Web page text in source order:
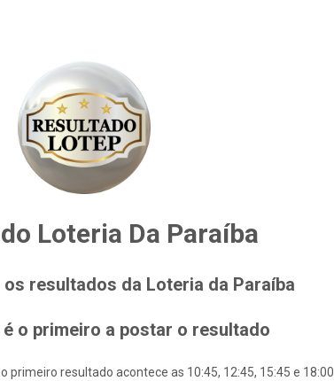
Loteria Da Paraíba
resultados da Loteria da Paraíba
o primeiro a postar o resultado
primeiro resultado acontece as 10:45, 12:45, 15:45 e 18:00.